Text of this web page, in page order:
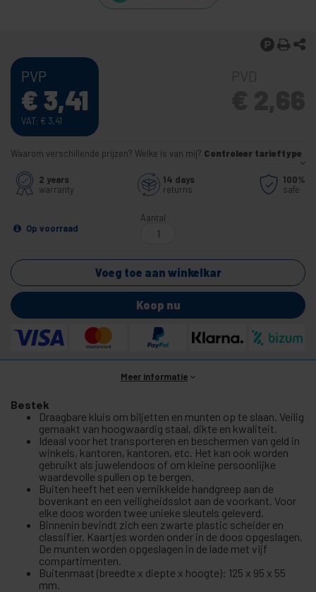
PVP
€3,41
VAT: € 3,41
Waarom verschillende prijzen? Welke is van mij? Controleer tarieftype
2 years
warranty
14 days
returns
100%
safe
Op voorraad
Aantal
Voeg toe aan winkelkar
Koop nu
Meer informatie
Bestek
Draagbare kluis om biljetten en munten op te slaan. Veilig
gemaakt van hoogwaardig staal, dikte en kwaliteit.
Ideaal voor het transporteren en beschermen van geld in
winkels, kantoren, kantoren, etc. Het kan ook worden
gebruikt als juwelendoos of om kleine persoonlijke
waardevolle spullen op te bergen.
Buiten heeft het een vernikkelde handgreep aan de
bovenkant en een veiligheidsslot aan de voorkant. Voor
elke doos worden twee unieke sleutels geleverd.
Binnenin bevindt zich een zwarte plastic scheider en
classifier. Kaartjes worden onder in de doos opgeslagen.
De munten worden opgeslagen in de lade met vijf
compartimenten.
Buitenmaat (breedte x diepte x hoogte): 125 x 95 x 55
mm.